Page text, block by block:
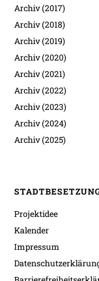
Archiv (2017)
Archiv (2018)
Archiv (2019)
Archiv (2020)
Archiv (2021)
Archiv (2022)
Archiv (2023)
Archiv (2024)
Archiv (2025)
Projektidee
Kalender
Impressum